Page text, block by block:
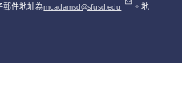
郵件地址為mcadamsd@sfusd.edu 。地